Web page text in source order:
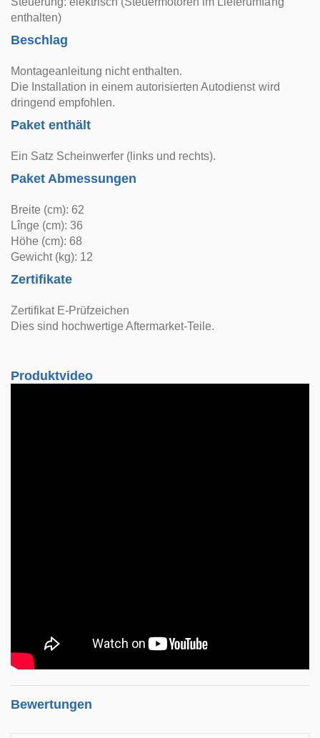
enthalten)
Beschlag
Montageanleitung nicht enthalten.
Die Installation in einem autorisierten Autodienst wird
dringend empfohlen.
Paket enthält
Ein Satz Scheinwerfer (links und rechts).
Paket Abmessungen
Breite (cm): 62
Lînge (cm): 36
Höhe (cm): 68
Gewicht (kg): 12
Zertifikate
Zertifikat E-Prüfzeichen
Dies sind hochwertige Aftermarket-Teile.
Produktvideo
Bewertungen